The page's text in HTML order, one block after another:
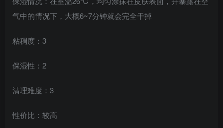
气中的情况下，大概6~7分钟就会完全干掉
粘稠度：3
保湿性：2
清理难度：3
性价比：较高